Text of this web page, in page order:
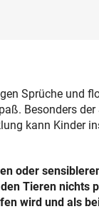
Sprüche und
Besonders
kann Kinder
oder
Tieren nichts
wird und als